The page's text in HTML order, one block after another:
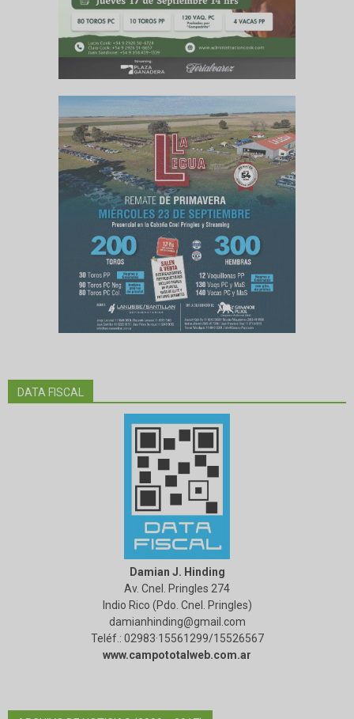
DATA FISCAL
Damian J. Hinding
Av. Cnel. Pringles 274
Indio Rico (Pdo. Cnel. Pringles)
damianhinding@gmail.com
Teléf.: 02983·15561299/15526567
www.campototalweb.com.ar